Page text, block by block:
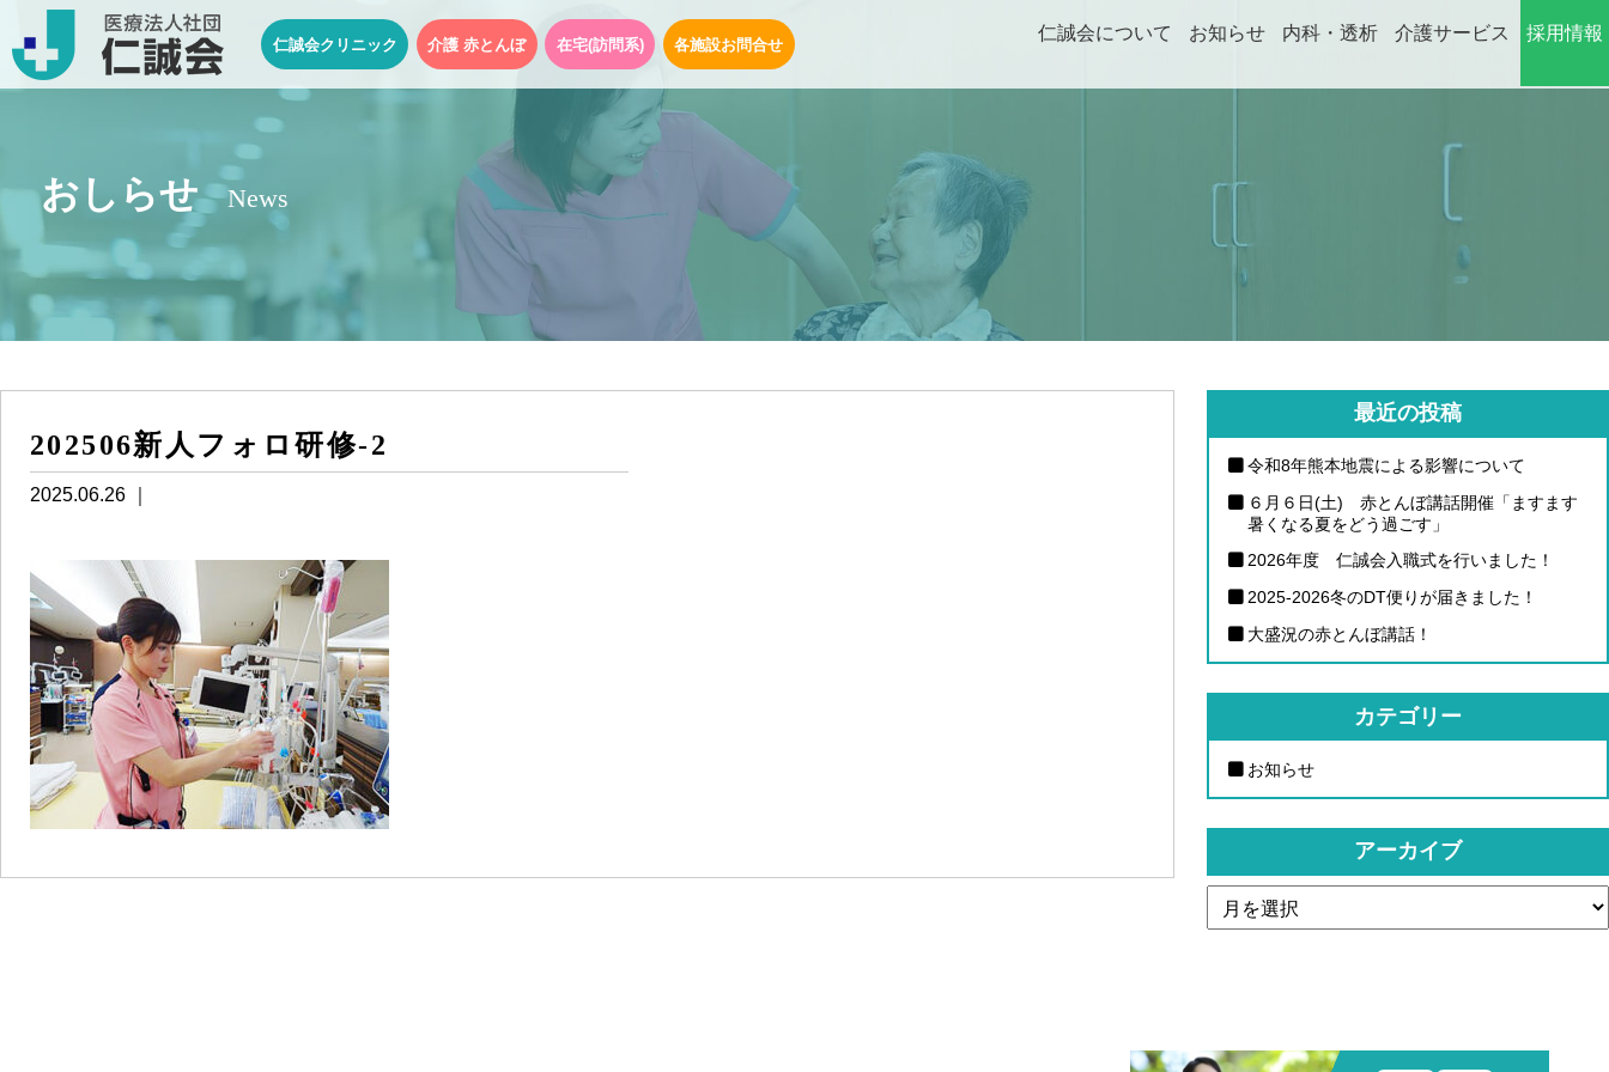
仁誠会クリニック 介護 赤とんぼ 在宅(訪問系) 各施設お問合せ
仁誠会について お知らせ 内科・透析 介護サービス 採用情報
おしらせ News
202506新人フォロ研修-2
2025.06.26 ｜
最近の投稿
令和8年熊本地震による影響について
６月６日(土) 赤とんぼ講話開催「ますます
暑くなる夏をどう過ごす」
2026年度 仁誠会入職式を行いました！
2025-2026冬のDT便りが届きました！
大盛況の赤とんぼ講話！
カテゴリー
お知らせ
アーカイブ